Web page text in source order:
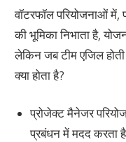
वॉटरफॉल परियोजनाओं में,
की भूमिका निभाता है,
लेकिन जब टीम एजिल
क्या होता है?
प्रोजेक्ट मैनेजर
प्रबंधन में मदद करता